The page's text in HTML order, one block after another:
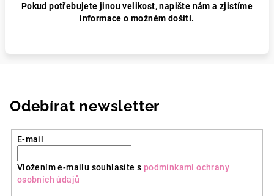
Pokud potřebujete jinou velikost, napište nám a zjistíme
informace o možném došití.
Odebírat newsletter
E-mail
Vložením e-mailu souhlasíte s podmínkami ochrany
osobních údajů